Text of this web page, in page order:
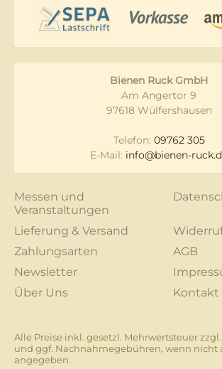
Bienen Ruck GmbH
Am Angertor 9
97618 Wülfershausen
Telefon: 09762 305
E-Mail: info@bienen-
Messen und
Veranstaltungen
Lieferung & Versand
Zahlungsarten
AGB
Newsletter
Über Uns
Kontakt
Alle Preise inkl. gesetzl. Mehrwertsteuer zzgl.
und ggf. Nachnahmegebühren, wenn nicht
angegeben.